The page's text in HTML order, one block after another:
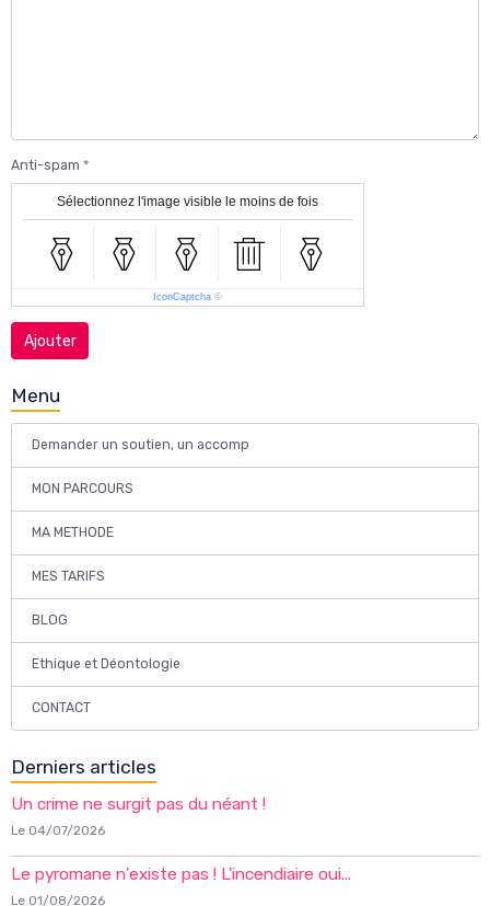
Anti-spam
Sélectionnez l'image visible le moins de fois
IconCaptcha ©
Ajouter
Menu
Demander un soutien, un accomp
MON PARCOURS
MA METHODE
MES TARIFS
BLOG
Ethique et Déontologie
CONTACT
Derniers articles
Un crime ne surgit pas du néant !
Le 04/07/2026
Le pyromane n'existe pas ! L'incendiaire oui...
Le 01/08/2026